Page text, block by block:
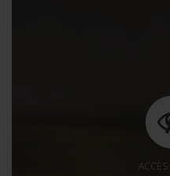
ACCÈS